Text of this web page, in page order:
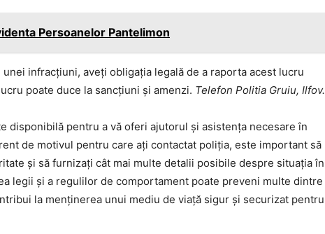
Persoanelor Pantelimon
infracțiuni, aveți obligația legală de a raporta acest lucru
poate duce la sancțiuni și amenzi. Telefon Politia Gruiu, Ilfov.
disponibilă pentru a vă oferi ajutorul și asistența necesare în
de motivul pentru care ați contactat poliția, este important să
și să furnizați cât mai multe detalii posibile despre situația în
legii și a regulilor de comportament poate preveni multe dintre
la menținerea unui mediu de viață sigur și securizat pentru